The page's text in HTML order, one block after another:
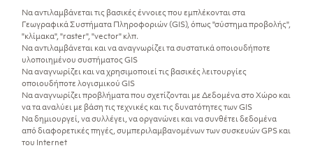
Να αντιλαμβάνεται τις βασικές έννοιες που εμπλέκονται στα
Γεωγραφικά Συστήματα Πληροφοριών (GIS), όπως "σύστημα προβολής",
"κλίμακα", "raster", "vector" κλπ.
Να αντιλαμβάνεται και να αναγνωρίζει τα συστατικά οποιουδήποτε
υλοποιημένου συστήματος GIS
Να αναγνωρίζει και να χρησιμοποιεί τις βασικές λειτουργίες
οποιουδήποτε λογισμικού GIS
Να αναγνωρίζει προβλήματα που σχετίζονται με Δεδομένα στο Χώρο και
να τα αναλύει με βάση τις τεχνικές και τις δυνατότητες των GIS
Να δημιουργεί, να συλλέγει, να οργανώνει και να συνθέτει δεδομένα
από διαφορετικές πηγές, συμπεριλαμβανομένων των συσκευών GPS και
του Internet